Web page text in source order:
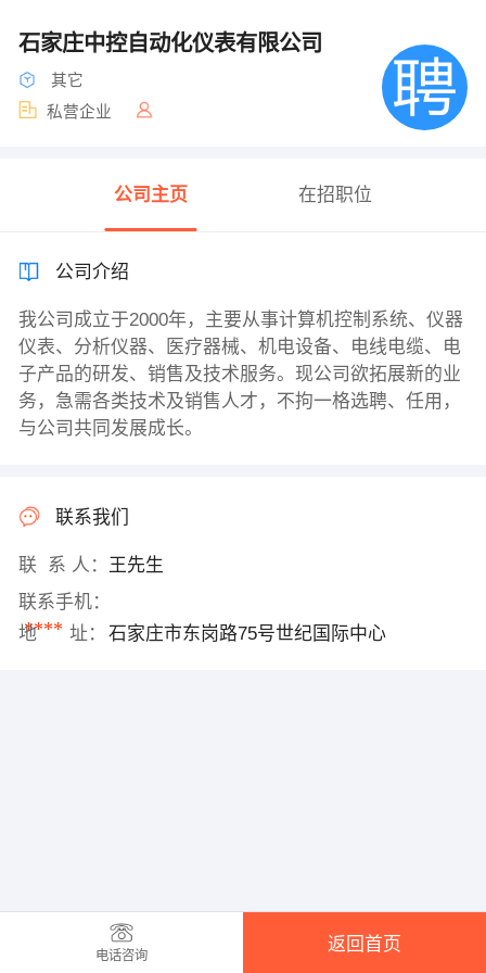
石家庄中控自动化仪表有限公司
其它
私营企业
公司主页 在招职位
公司介绍
我公司成立于2000年，主要从事计算机控制系统、仪器
仪表、分析仪器、医疗器械、机电设备、电线电缆、电
子产品的研发、销售及技术服务。现公司欲拓展新的业
务，急需各类技术及销售人才，不拘一格选聘、任用，
与公司共同发展成长。
联系我们
联 系 人： 王先生
联系手机：
****
地 址： 石家庄市东岗路75号世纪国际中心
电话咨询
返回首页